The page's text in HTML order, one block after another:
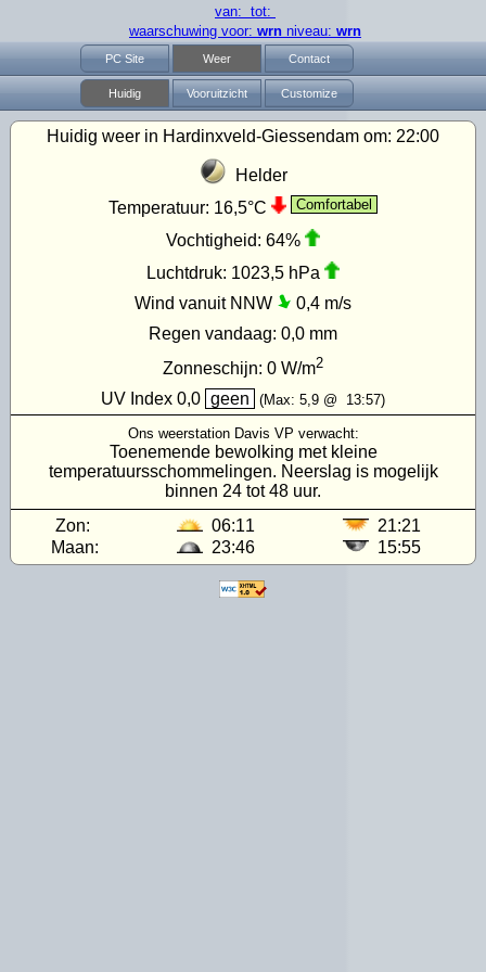
van: tot:
waarschuwing voor: wrn niveau: wrn
PC Site Weer Contact
Huidig Vooruitzicht Customize
Huidig weer in Hardinxveld-Giessendam om: 22:00
Helder
Temperatuur: 16,5°C Comfortabel
Vochtigheid: 64%
Luchtdruk: 1023,5 hPa
Wind vanuit NNW
0,4 m/s
Regen vandaag: 0,0 mm
Zonneschijn: 0 W/m2
UV Index 0,0 geen (Max: 5,9 @ 13:57)
Ons weerstation Davis VP verwacht:
Toenemende bewolking met kleine
temperatuursschommelingen. Neerslag is mogelijk
binnen 24 tot 48 uur.
Zon:
06:11
21:21
Maan:
23:46 15:55